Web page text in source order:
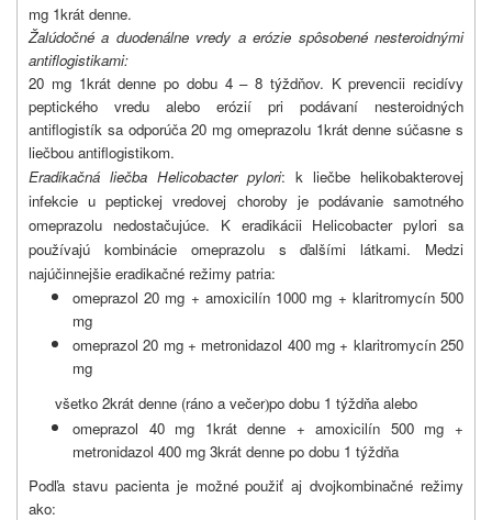
mg 1krát denne.
Žalúdočné a duodenálne vredy a erózie spôsobené nesteroidnými
antiflogistikami:
20 mg 1krát denne po dobu 4 – 8 týždňov. K prevencii recidívy
peptického vredu alebo erózií pri podávaní nesteroidných
antiflogistík sa odporúča 20 mg omeprazolu 1krát denne súčasne s
liečbou antiflogistikom.
Eradikačná liečba Helicobacter pylori: k liečbe helikobakterovej
infekcie u peptickej vredovej choroby je podávanie samotného
omeprazolu nedostačujúce. K eradikácii Helicobacter pylori sa
používajú kombinácie omeprazolu s ďalšími látkami. Medzi
najúčinnejšie eradikačné režimy patria:
omeprazol 20 mg + amoxicilín 1000 mg + klaritromycín 500
mg
omeprazol 20 mg + metronidazol 400 mg + klaritromycín 250
mg
všetko 2krát denne (ráno a večer)po dobu 1 týždňa alebo
omeprazol 40 mg 1krát denne + amoxicilín 500 mg +
metronidazol 400 mg 3krát denne po dobu 1 týždňa
Podľa stavu pacienta je možné použiť aj dvojkombinačné režimy
ako: